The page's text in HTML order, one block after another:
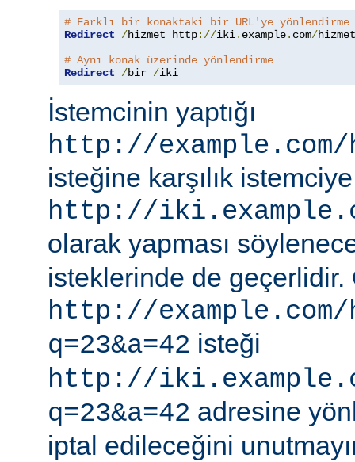
# Farklı bir konaktaki bir URL'ye yönlendirme
Redirect
/hizmet http://iki. example. com/hizmet
# Aynı konak üzerinde yönlendirme
Redirect
/bir /iki
İstemcinin yaptığı
http://
isteğine karşılık
http://
olarak yapması
isteklerinde de geçerlidir.
http://
q=23&a=42 isteği
http://
q=23&a=42 adresine
iptal edileceğini